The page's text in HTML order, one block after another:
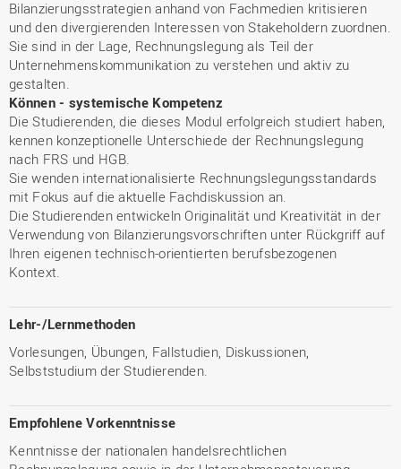
Bilanzierungsstrategien anhand von Fachmedien kritisieren
und den divergierenden Interessen von Stakeholdern zuordnen.
Sie sind in der Lage, Rechnungslegung als Teil der
Unternehmenskommunikation zu verstehen und aktiv zu
gestalten.
Können - systemische Kompetenz
Die Studierenden, die dieses Modul erfolgreich studiert haben,
kennen konzeptionelle Unterschiede der Rechnungslegung
nach FRS und HGB.
Sie wenden internationalisierte Rechnungslegungsstandards
mit Fokus auf die aktuelle Fachdiskussion an.
Die Studierenden entwickeln Originalität und Kreativität in der
Verwendung von Bilanzierungsvorschriften unter Rückgriff auf
Ihren eigenen technisch-orientierten berufsbezogenen
Kontext.
Lehr-/Lernmethoden
Vorlesungen, Übungen, Fallstudien, Diskussionen,
Selbststudium der Studierenden.
Empfohlene Vorkenntnisse
Kenntnisse der nationalen handelsrechtlichen